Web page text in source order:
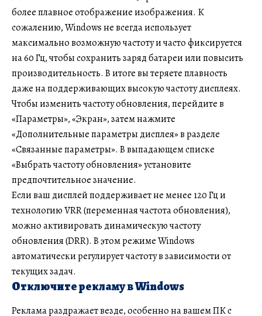
более плавное отображение изображения. К
сожалению, Windows не всегда использует
максимально возможную частоту и часто фиксируется
на 60 Гц, чтобы сохранить заряд батареи или повысить
производительность. В итоге вы теряете плавность
даже на поддерживающих высокую частоту дисплеях.
Чтобы изменить частоту обновления, перейдите в
«Параметры», «Экран», затем нажмите
«Дополнительные параметры дисплея» в разделе
«Связанные параметры». В выпадающем списке
«Выбрать частоту обновления» установите
предпочтительное значение.
Если ваш дисплей поддерживает не менее 120 Гц и
технологию VRR (переменная частота обновления),
можно активировать динамическую частоту
обновления (DRR). В этом режиме Windows
автоматически регулирует частоту в зависимости от
текущих задач.
Отключите рекламу в Windows
Реклама раздражает везде, особенно на вашем ПК с